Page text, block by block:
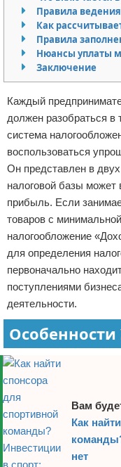
Отказ от
Правила
Как
Правила
Нюансы уплаты
Заключение
Каждый
должен разобраться в
система
воспользоваться
Он представлен в двух
налоговой базы может
прибыль. Если
товаров с
налогообложение
для определения
первоначально
поступлениями
деятельности.
Вам
Как
нет